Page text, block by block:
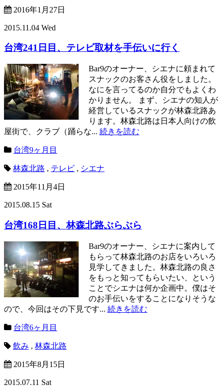
2016年1月27日
2015.11.04 Wed
台湾241日目、テレビ取材を手伝いに行く
Bar9のオーナー、シエナに頼まれて
スナックのお客さん役をしました。
なにを言ってるのか自分でもよくわ
かりません。 まず、シエナの知人が
経営しているスナックが林森北路あ
ります。林森北路は日本人向けの飲
屋街で、クラブ（踊らな... 続きを読む
台湾9ヶ月目
林森北路 , テレビ , シエナ
2015年11月4日
2015.08.15 Sat
台湾168日目、林森北路ぶらぶら
Bar9のオーナー、シエナに案内して
もらって林森北路のお店をいろいろ
見学してきました。林森北路の良さ
をもっと知ってもらいたい、という
ことでシエナは何か企画中。僕はそ
のお手伝いをすることになりそうな
ので、今回はその下見です... 続きを読む
台湾6ヶ月目
飲み , 林森北路
2015年8月15日
2015.07.11 Sat